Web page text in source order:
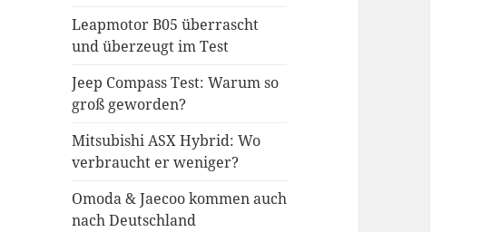
Leapmotor B05 überrascht
und überzeugt im Test
Jeep Compass Test: Warum so
groß geworden?
Mitsubishi ASX Hybrid: Wo
verbraucht er weniger?
Omoda & Jaecoo kommen auch
nach Deutschland